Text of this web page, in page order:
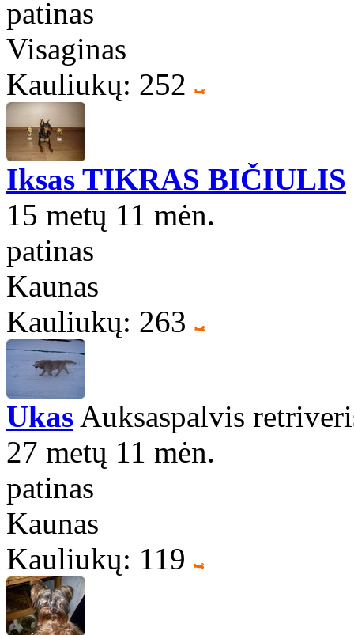
patinas
Visaginas
Kauliukų: 252
Iksas TIKRAS BIČIULIS
15 metų 11 mėn.
patinas
Kaunas
Kauliukų: 263
Ukas Auksaspalvis
27 metų 11 mėn.
patinas
Kaunas
Kauliukų: 119